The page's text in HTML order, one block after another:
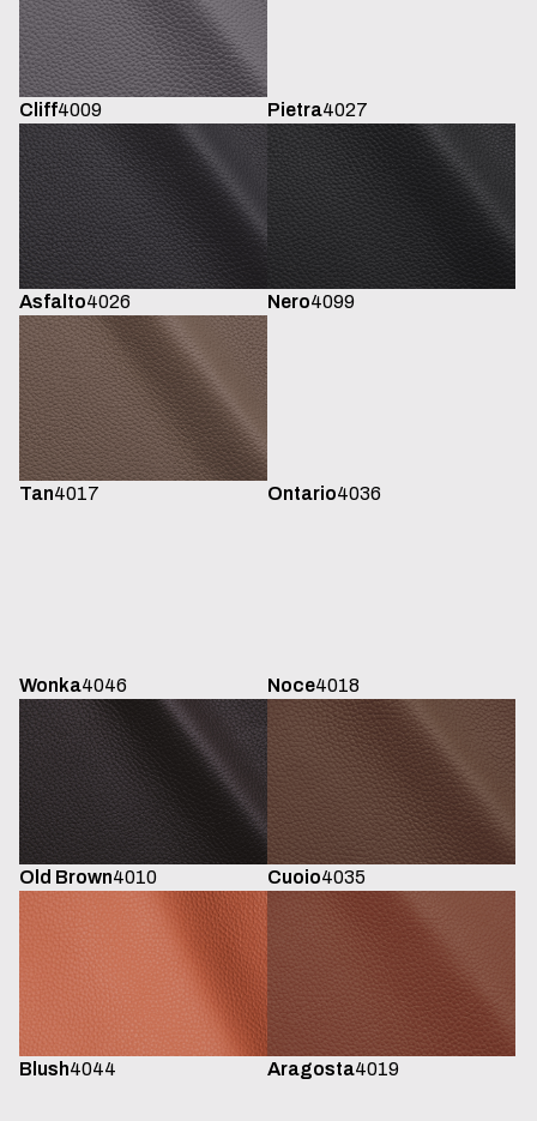
Cliff4009 Pietra4027
Asfalto4026 Nero4099
Tan4017 Ontario4036
Wonka4046 Noce4018
Old Brown4010 Cuoio4035
Blush4044 Aragosta4019